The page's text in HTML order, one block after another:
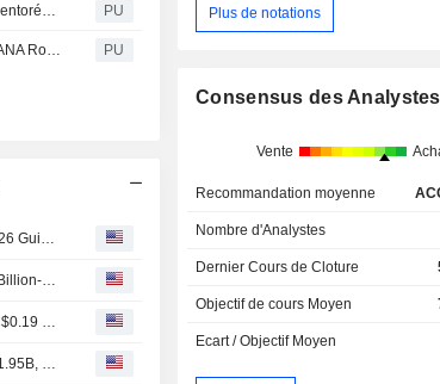
GFL Environmental : Le parcours professionnel d’Orietta Danyluk, de mentorée à mentor PU
GFL Environmental : L’équipe de GFL en pleine forme après le NC SWANA Road-E-O PU
GFL Environmental Q2 Adjusted Earnings Fall, Revenue Rises; Lifts 2026 Guidance
(GFL) GFL Environmental Now Expects 2026 Revenue Range C$7.51 Billion-C$7.53 Billion, vs. FactSet Est of C$7.37 Billion
Earnings Flash (GFL) GFL Environmental Inc. Posts Q2 Adjusted EPS C$0.19 per Share, vs. FactSet Est. of C$0.23
Earnings Flash (GFL) GFL Environmental Inc. Reports Q2 Revenue C$1.95B, vs. FactSet Est of C$1.34B
Plus de notations
Consensus des Analystes
Vente
Recommandation moyenne
Nombre d'Analystes
Dernier Cours de Cloture
Objectif de cours Moyen
Ecart / Objectif Moyen